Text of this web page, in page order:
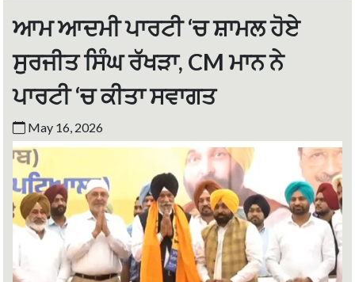
ਆਮ ਆਦਮੀ ਪਾਰਟੀ ‘ਚ ਸ਼ਾਮਲ ਹੋਏ
ਸੁਰਜੀਤ ਸਿੰਘ ਰੱਖੜਾ, CM ਮਾਨ ਨੇ
ਪਾਰਟੀ ‘ਚ ਕੀਤਾ ਸਵਾਗਤ
May 16, 2026